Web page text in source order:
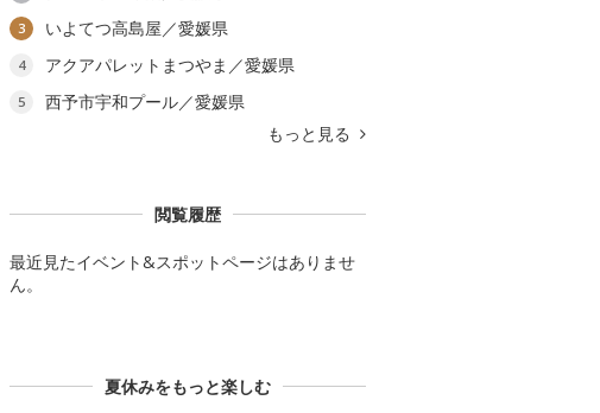
3 いよてつ高島屋／愛媛県
4 アクアパレットまつやま／愛媛県
5
西予市宇和プール／愛媛県
もっと見る
閲覧履歴
最近見たイベント&スポットページはありませ
ん。
夏休みをもっと楽しむ